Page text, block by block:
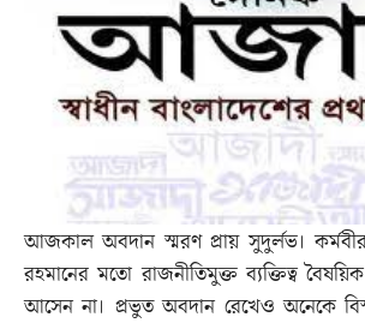
আজকাল অবদান স্মরণ প্রায় সুদুর্লভ।
রহমানের মতো রাজনীতিমুক্ত ব্যক্তিত্ব
আসেন না। প্রভুত অবদান রেখেও অনেকে